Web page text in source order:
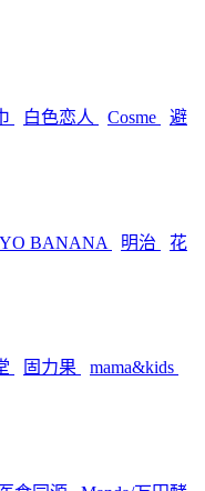
白色恋人 Cosme
避
BANANA 明治
花
固力果
mama&kids